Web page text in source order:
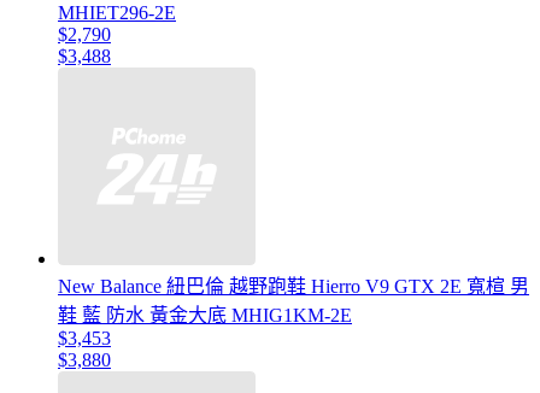
MHIET296-2E
$2,790
$3,488
New Balance 紐巴倫 越野跑鞋 Hierro V9 GTX 2E 寬楦 男
鞋 藍 防水 黃金大底 MHIG1KM-2E
$3,453
$3,880